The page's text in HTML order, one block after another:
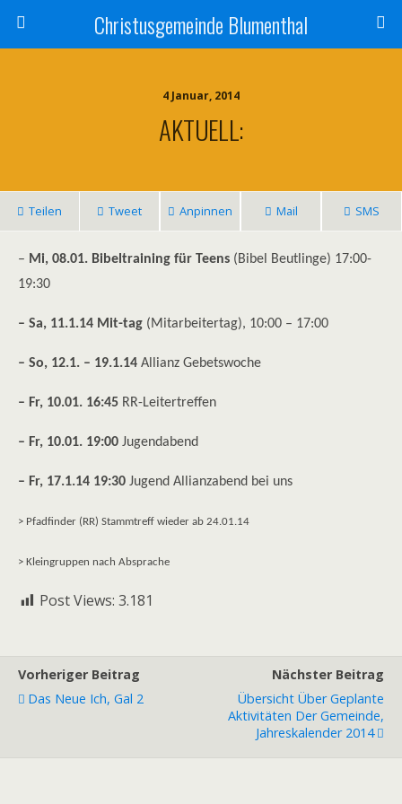
Christusgemeinde Blumenthal
4 Januar, 2014
AKTUELL:
Teilen Tweet Anpinnen Mail SMS
– Mi, 08.01. Bibeltraining für Teens (Bibel Beutlinge) 17:00-
19:30
– Sa, 11.1.14 Mit-tag (Mitarbeitertag), 10:00 – 17:00
– So, 12.1. – 19.1.14 Allianz Gebetswoche
– Fr, 10.01. 16:45 RR-Leitertreffen
– Fr, 10.01. 19:00 Jugendabend
– Fr, 17.1.14 19:30 Jugend Allianzabend bei uns
> Pfadfinder (RR) Stammtreff wieder ab 24.01.14
> Kleingruppen nach Absprache
Post Views: 3.181
Vorheriger Beitrag
Das Neue Ich, Gal 2
Nächster Beitrag
Übersicht Über Geplante
Aktivitäten Der Gemeinde,
Jahreskalender 2014